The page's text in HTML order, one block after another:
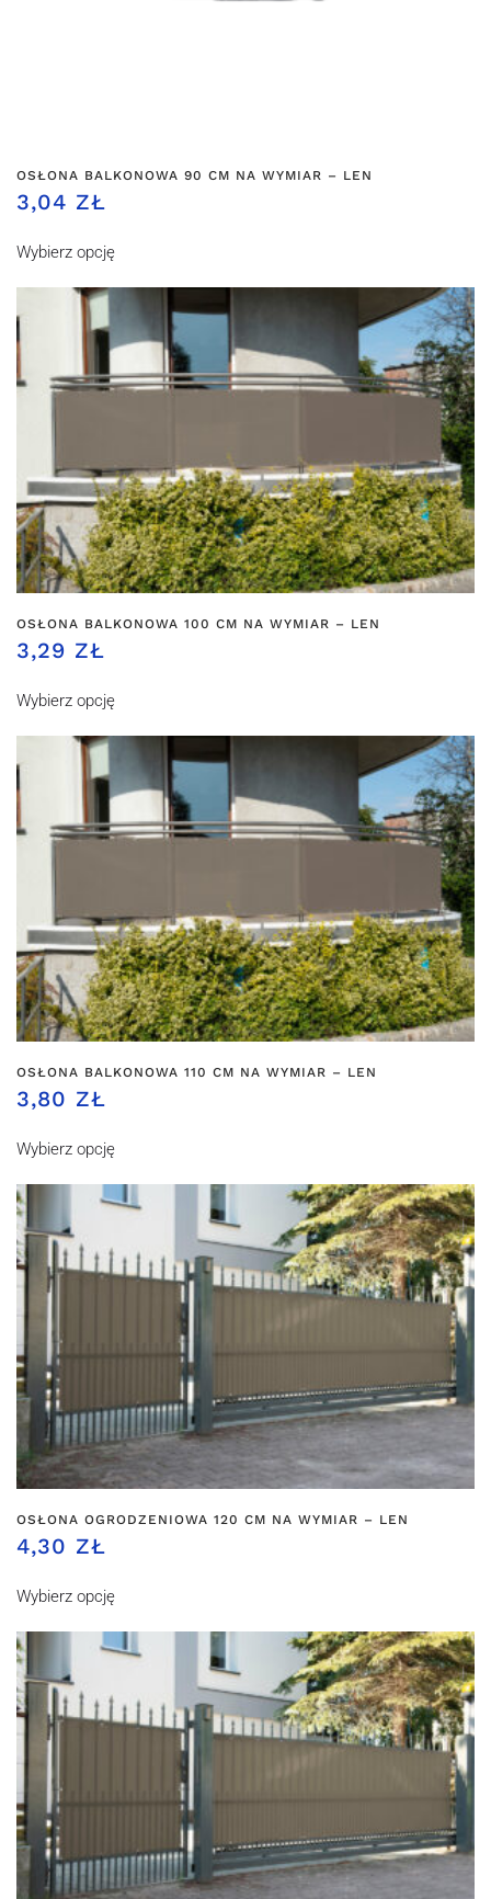
OSŁONA BALKONOWA 90 CM NA WYMIAR – LEN
3,04 ZŁ
Wybierz opcję
OSŁONA BALKONOWA 100 CM NA WYMIAR – LEN
3,29 ZŁ
Wybierz opcję
OSŁONA BALKONOWA 110 CM NA WYMIAR – LEN
3,80 ZŁ
Wybierz opcję
OSŁONA OGRODZENIOWA 120 CM NA WYMIAR – LEN
4,30 ZŁ
Wybierz opcję